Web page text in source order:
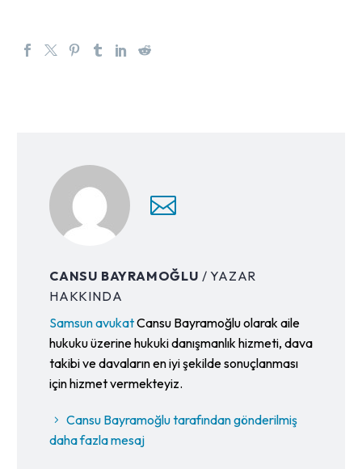
CANSU BAYRAMOĞLU / YAZAR
HAKKINDA
Samsun avukatCansu Bayramoğlu olarak aile
hukuku üzerine hukuki danışmanlık hizmeti, dava
takibi ve davaların en iyi şekilde sonuçlanması
için hizmet vermekteyiz.
Cansu Bayramoğlu tarafından gönderilmiş
daha fazla mesaj